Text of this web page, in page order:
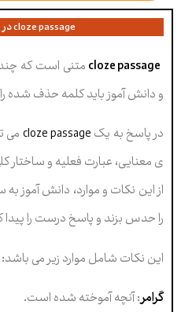
cloze passage در زبان انگلیسی
متنی است که
و دانش آموز باید کلمه حذف شده را
در پاسخ به یکcloze passageمی
ی معنایی، عبارت فعلیه و ساختار
از این نکات و موارد، دانش آموز
را حدس بزند و پاسخ درست را پیدا
این نکات شامل موارد زیر می باشد:
گرامر: آنچه آموخته شده است.